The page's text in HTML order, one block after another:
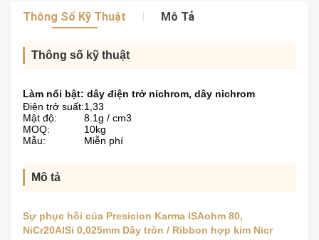
Thông Số Kỹ Thuật Mô Tả
Thông số kỹ thuật
Làm nổi bật: dây điện trở nichrom, dây nichrom
Điện trở suất:1,33
Mật độ:
8.1g / cm3
MOQ:
10kg
Mẫu:
Miễn phí
Mô tả
Sự phục hồi của Presicion Karma ISAohm 80,
NiCr20AlSi 0,025mm Dây tròn / Ribbon hợp kim Nicr